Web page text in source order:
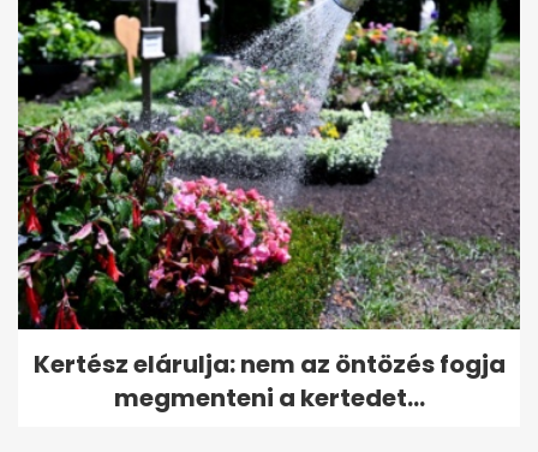
Kertész elárulja: nem az öntözés fogja
megmenteni a kertedet...